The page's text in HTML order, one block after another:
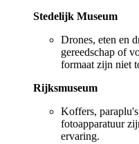
Stedelijk Museum
Drones, eten en
gereedschap of
formaat zijn niet
Rijksmuseum
Koffers,
fotoapparatuur
ervaring.